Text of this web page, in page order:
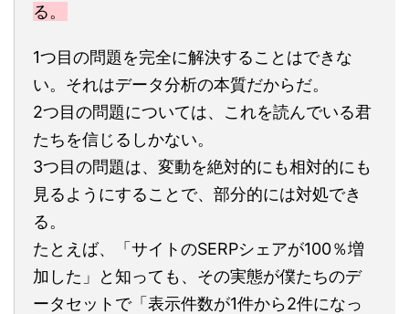
る。
1つ目の問題を完全に解決することはできな
い。それはデータ分析の本質だからだ。
2つ目の問題については、これを読んでいる君
たちを信じるしかない。
3つ目の問題は、変動を絶対的にも相対的にも
見るようにすることで、部分的には対処でき
る。
たとえば、「サイトのSERPシェアが100％増
加した」と知っても、その実態が僕たちのデ
ータセットで「表示件数が1件から2件になっ